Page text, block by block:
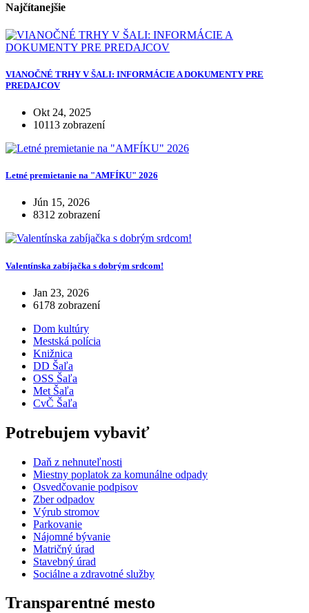
Najčítanejšie
VIANOČNÉ TRHY V ŠALI: INFORMÁCIE A DOKUMENTY PRE
PREDAJCOV
Okt 24, 2025
10113 zobrazení
Letné premietanie na "AMFÍKU" 2026
Jún 15, 2026
8312 zobrazení
Valentínska zabíjačka s dobrým srdcom!
Jan 23, 2026
6178 zobrazení
Dom kultúry
Mestská polícia
Knižnica
DD Šaľa
OSS Šaľa
Met Šaľa
CvČ Šaľa
Potrebujem vybaviť
Daň z nehnuteľnosti
Miestny poplatok za komunálne odpady
Osvedčovanie podpisov
Zber odpadov
Výrub stromov
Parkovanie
Nájomné bývanie
Matričný úrad
Stavebný úrad
Sociálne a zdravotné služby
Transparentné mesto